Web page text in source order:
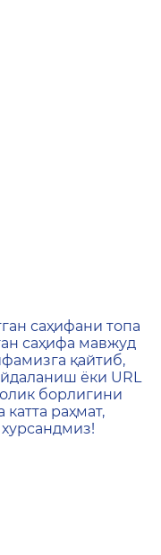
не
саҳифани топа
саҳифа мавжуд
қайтиб,
ёки URL
борлигини
раҳмат,